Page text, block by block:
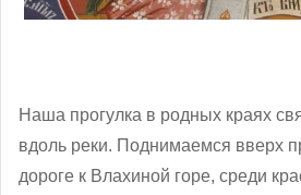
Наша прогулка в родных краях
вдоль реки. Поднимаемся вверх
дороге к Влахиной горе, среди